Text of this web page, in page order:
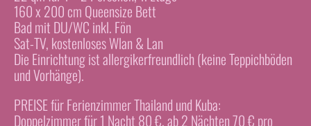
160 x 200 cm Queensize Bett
Bad mit DU/WC inkl. Fön
Sat-TV, kostenloses Wlan & Lan
Die Einrichtung ist allergikerfreundlich (keine Teppichböden
und Vorhänge).
PREISE für Ferienzimmer Thailand und Kuba:
Doppelzimmer für 1 Nacht 80 €, ab 2 Nächten 70 € pro